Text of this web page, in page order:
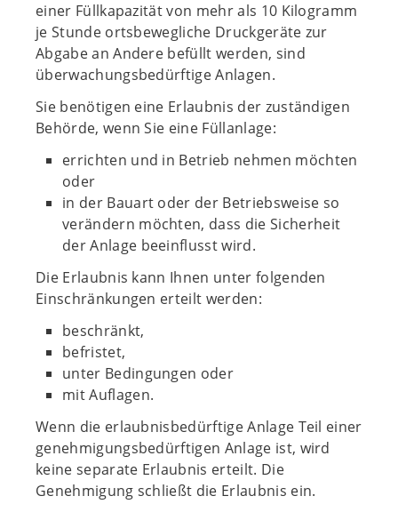
einer Füllkapazität von mehr als 10 Kilogramm
je Stunde ortsbewegliche Druckgeräte zur
Abgabe an Andere befüllt werden, sind
überwachungsbedürftige Anlagen.
Sie benötigen eine Erlaubnis der zuständigen
Behörde, wenn Sie eine Füllanlage:
errichten und in Betrieb nehmen möchten
oder
in der Bauart oder der Betriebsweise so
verändern möchten, dass die Sicherheit
der Anlage beeinflusst wird.
Die Erlaubnis kann Ihnen unter folgenden
Einschränkungen erteilt werden:
beschränkt,
befristet,
unter Bedingungen oder
mit Auflagen.
Wenn die erlaubnisbedürftige Anlage Teil einer
genehmigungsbedürftigen Anlage ist, wird
keine separate Erlaubnis erteilt. Die
Genehmigung schließt die Erlaubnis ein.